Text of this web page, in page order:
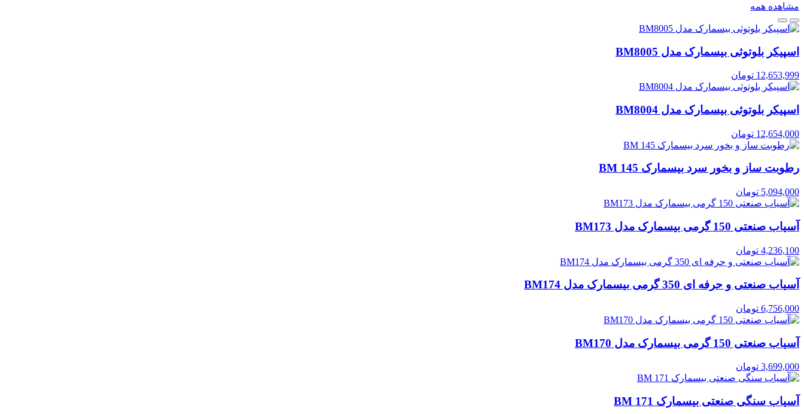
مشاهده همه
اسپیکر بلوتوثی بیسمارک مدل BM8005
12,653,999 تومان
اسپیکر بلوتوثی بیسمارک مدل BM8004
12,654,000 تومان
رطوبت ساز و بخور سرد بیسمارک BM 145
5,094,000 تومان
آسیاب صنعتی 150 گرمی بیسمارک مدل BM173
4,236,100 تومان
آسیاب صنعتی و حرفه ای 350 گرمی بیسمارک مدل BM174
6,756,000 تومان
آسیاب صنعتی 150 گرمی بیسمارک مدل BM170
3,699,000 تومان
آسیاب سنگی صنعتی بیسمارک BM 171